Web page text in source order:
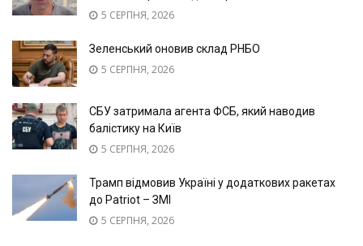
5 СЕРПНЯ, 2026
Зеленський оновив склад РНБО
5 СЕРПНЯ, 2026
СБУ затримала агента ФСБ, який наводив
балістику на Київ
5 СЕРПНЯ, 2026
Трамп відмовив Україні у додаткових ракетах
до Patriot – ЗМІ
5 СЕРПНЯ, 2026